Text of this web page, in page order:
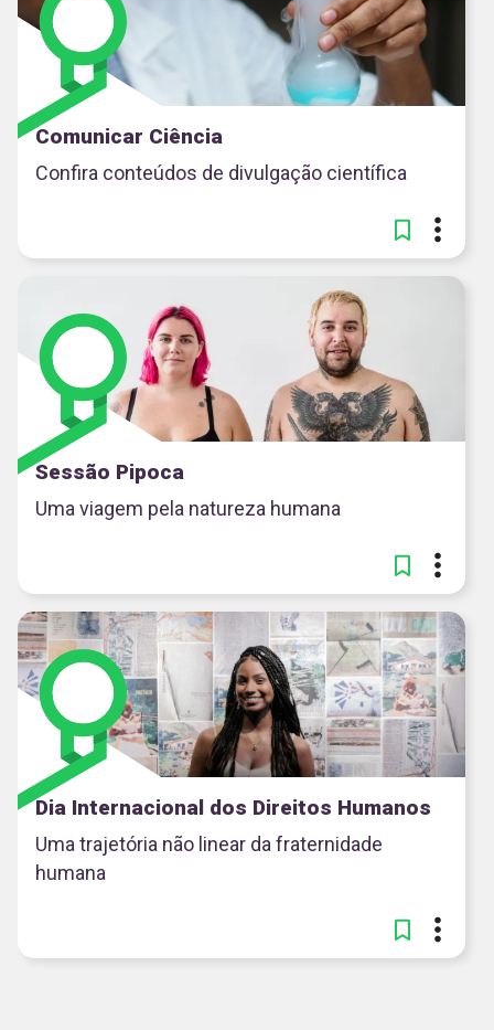
Comunicar Ciência
Confira conteúdos de divulgação científica
Sessão Pipoca
Uma viagem pela natureza humana
Dia Internacional dos Direitos Humanos
Uma trajetória não linear da fraternidade
humana